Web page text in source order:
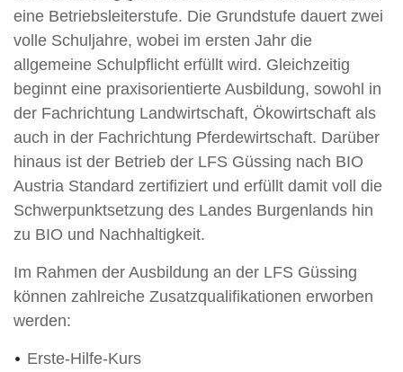
eine Betriebsleiterstufe. Die Grundstufe dauert zwei
volle Schuljahre, wobei im ersten Jahr die
allgemeine Schulpflicht erfüllt wird. Gleichzeitig
beginnt eine praxisorientierte Ausbildung, sowohl in
der Fachrichtung Landwirtschaft, Ökowirtschaft als
auch in der Fachrichtung Pferdewirtschaft. Darüber
hinaus ist der Betrieb der LFS Güssing nach BIO
Austria Standard zertifiziert und erfüllt damit voll die
Schwerpunktsetzung des Landes Burgenlands hin
zu BIO und Nachhaltigkeit.
Im Rahmen der Ausbildung an der LFS Güssing
können zahlreiche Zusatzqualifikationen erworben
werden:
Erste-Hilfe-Kurs